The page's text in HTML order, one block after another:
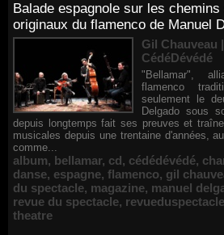
Balade espagnole sur les
originaux du flamenco de Manuel
Gil Chauveau
CédéDévédé
"Bellamar",
flamenco
seulement le
Delgado sous
depuis longtemps fait ses preuves et
musicales depuis une trentaine d'années,
comme...
album, bellamar, cd, cédédévédé,
danse, espagne, flamenco, gil
du spectacle, magazine, manuel
revue du spectacle, revueduspectacle
theatre